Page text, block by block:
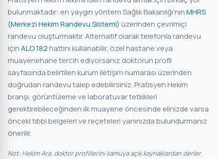
bulunmaktadır: en yaygın yöntem Sağlık Bakanlığı'nınMHRS
(Merkezi Hekim Randevu Sistemi) üzerinden çevrimiçi
randevu oluşturmaktır. Alternatif olarak telefonla randevu
içinALO 182hattını kullanabilir, özel hastane veya
muayenehane tercih ediyorsanız doktorun profil
sayfasında belirtilen kurum iletişim numarası üzerinden
doğrudan randevu talep edebilirsiniz. Pratisyen Hekim
branşı, görüntüleme ve laboratuvar tetkikleri
gerektirebileceğinden ilk muayene öncesinde elinizde varsa
önceki tıbbi belgeleri ve reçeteleri yanınızda bulundurmanız
önerilir.
Not: Hekim Ara, doktor profillerini kamuya açık kaynaklardan derler.